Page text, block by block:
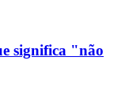
significa "não